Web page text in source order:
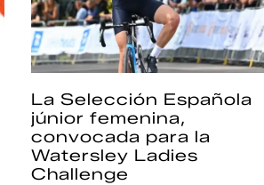
La Selección Española
júnior femenina,
convocada para la
Watersley Ladies
Challenge